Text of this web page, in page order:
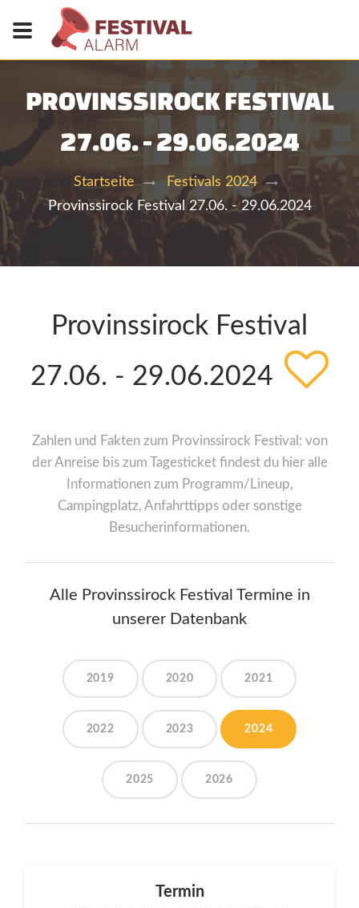
PROVINSSIROCK FESTIVAL
27.06. - 29.06.2024
Startseite
Festivals 2024
Provinssirock Festival 27.06. - 29.06.2024
Provinssirock Festival
27.06. - 29.06.2024
Zahlen und Fakten zum Provinssirock Festival: von
der Anreise bis zum Tagesticket findest du hier alle
Informationen zum Programm/Lineup,
Campingplatz, Anfahrttipps oder sonstige
Besucherinformationen.
Alle Provinssirock Festival Termine in
unserer Datenbank
2019 2020 2021
2022 2023 2024
2025 2026
Termin